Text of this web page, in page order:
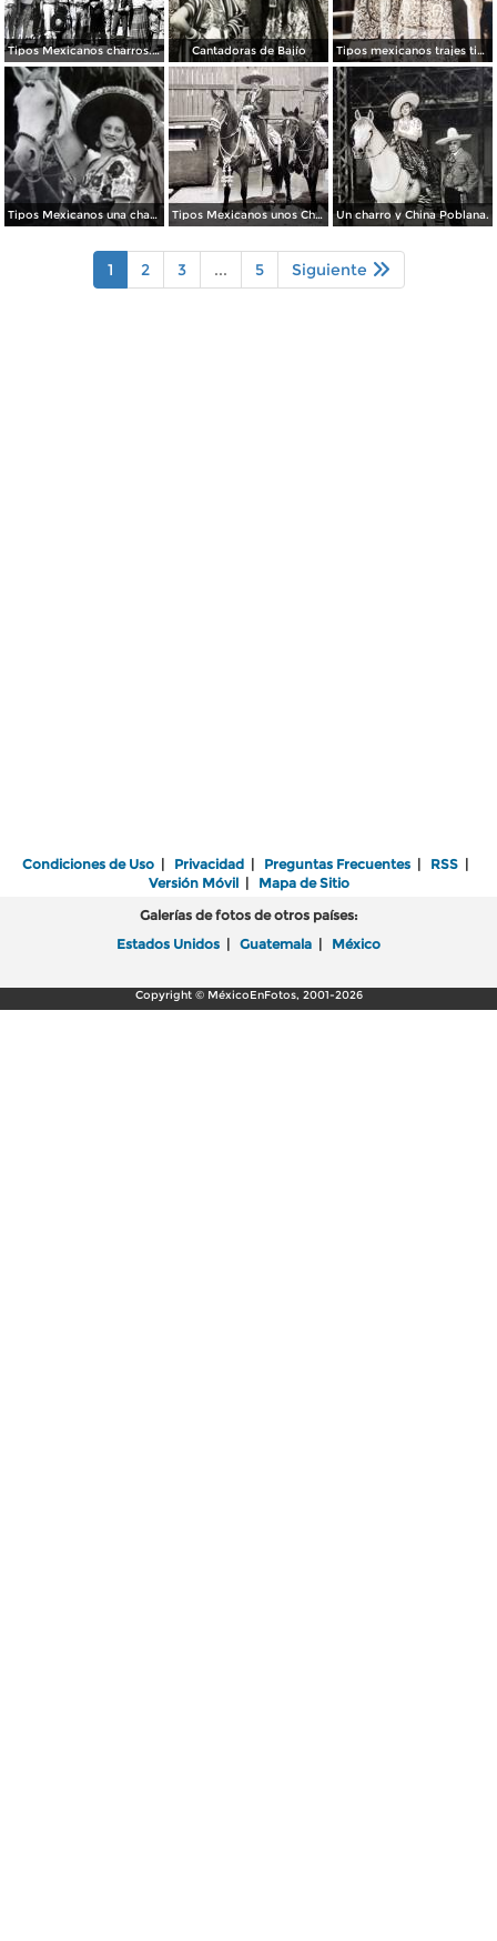
Tipos Mexicanos charros.( Circulada el 8 de Diciembre de 1955 ). Cantadoras de Bajío Tipos mexicanos trajes tipicos.
Tipos Mexicanos una charra. Tipos Mexicanos unos Charros. Un charro y China Poblana.
1 2 3 ... 5 Siguiente
Condiciones de Uso | Privacidad | Preguntas Frecuentes | RSS |
Versión Móvil| Mapa de Sitio
Galerías de fotos de otros países:
Estados Unidos | Guatemala | México
Copyright © MéxicoEnFotos, 2001-2026